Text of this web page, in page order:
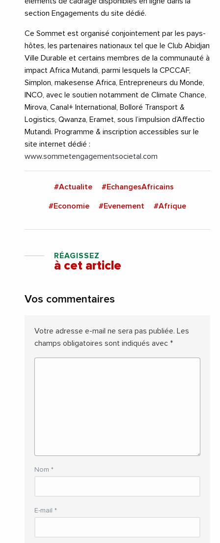
section Engagements du site dédié.
Ce Sommet est organisé conjointement par les pays-
hôtes, les partenaires nationaux tel que le Club Abidjan
Ville Durable et certains membres de la communauté à
impact Africa Mutandi, parmi lesquels la CPCCAF,
Simplon, makesense Africa, Entrepreneurs du Monde,
INCO, avec le soutien notamment de Climate Chance,
Mirova, Canal+ International, Bolloré Transport &
Logistics, Qwanza, Eramet, sous l’impulsion d’Affectio
Mutandi. Programme & inscription accessibles sur le
site internet dédié :
www.sommetengagementsocietal.com
#Actualite #EchangesAfricains
#Economie #Evenement #Afrique
RÉAGISSEZ
à cet article
Vos commentaires
Votre adresse e-mail ne sera pas publiée. Les
champs obligatoires sont indiqués avec *
Nom *
E-mail *